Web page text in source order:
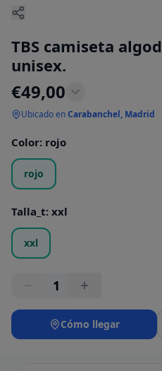
TBS camiseta
unisex.
€49,00
Ubicado enCarabanchel, Madrid
Color: rojo
rojo
Talla_t: xxl
xxl
1
Cómo llegar